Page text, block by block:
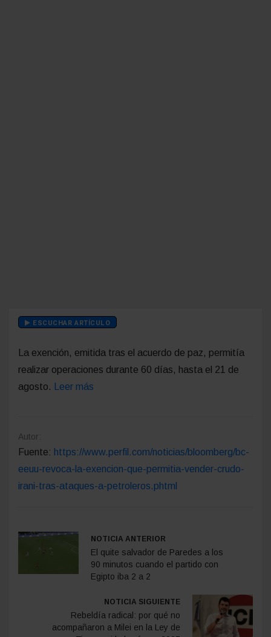
ESCUCHAR ARTÍCULO
La exención, emitida tras el acuerdo de paz, permitía
realizar operaciones durante 60 días, hasta el 21 de
agosto.
Leer más
Autor:
Fuente: https://www.perfil.com/noticias/bloomberg/bc-
eeuu-revoca-la-exencion-que-permitia-vender-crudo-
irani-tras-ataques-a-petroleros.phtml
NOTICIA ANTERIOR
El quite salvador de Paredes a los
90 minutos cuando el partido con
Egipto iba 2 a 2
NOTICIA SIGUIENTE
Rebeldía radical: por qué no
acompañaron a Milei en la Ley de